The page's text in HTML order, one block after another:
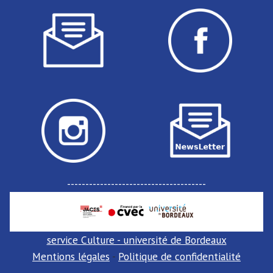
--------------------------------------
service Culture - université de Bordeaux
Mentions légales - Politique de confidentialité